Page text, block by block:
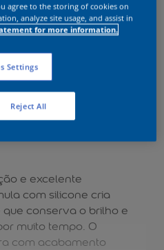
e excelente
com silicone cria
conserva o brilho e
muito tempo. O
com acabamento
agree to the storing of cookies on
analyze site usage, and assist in
for more information.
Settings
Reject All